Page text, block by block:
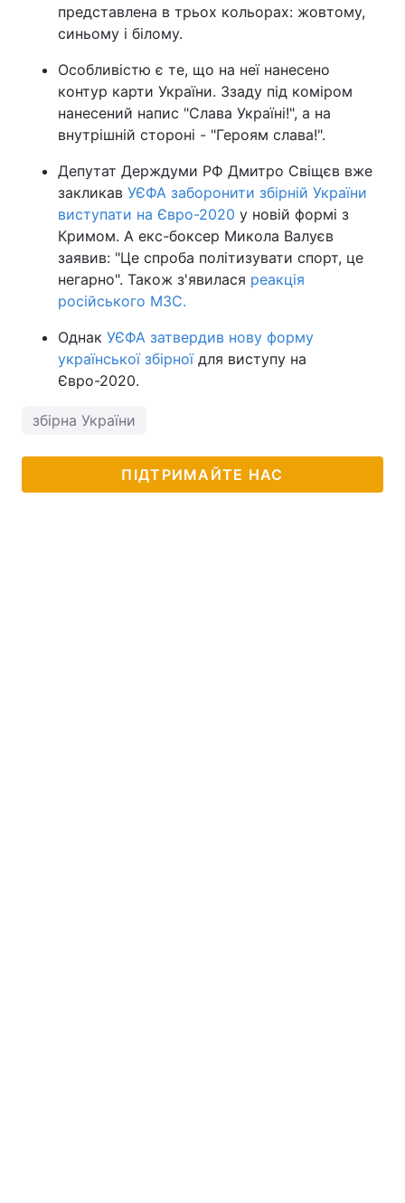
представлена в трьох кольорах: жовтому,
синьому і білому.
Особливістю є те, що на неї нанесено
контур карти України. Ззаду під коміром
нанесений напис "Слава Україні!", а на
внутрішній стороні - "Героям слава!".
Депутат Держдуми РФ Дмитро Свіщєв вже
закликав УЄФА заборонити збірній України
виступати на Євро-2020 у новій формі з
Кримом. А екс-боксер Микола Валуєв
заявив: "Це спроба політизувати спорт, це
негарно". Також з'явилася реакція
російського МЗС.
Однак УЄФА затвердив нову форму
української збірноїдля виступу на
Євро-2020.
збірна України
ПІДТРИМАЙТЕ НАС